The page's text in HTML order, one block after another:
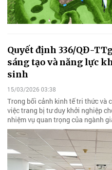
Quyết định 336/QĐ-
sáng tạo và năng lực
sinh
15/03/2026 03:38
Trong bối cảnh kinh tế tri thức và
việc trang bị tư duy khởi nghiệp
nhiệm vụ quan trọng của ngành